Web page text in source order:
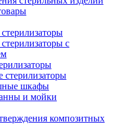
с
стерилизаторы
шкафы
и мойки
композитных